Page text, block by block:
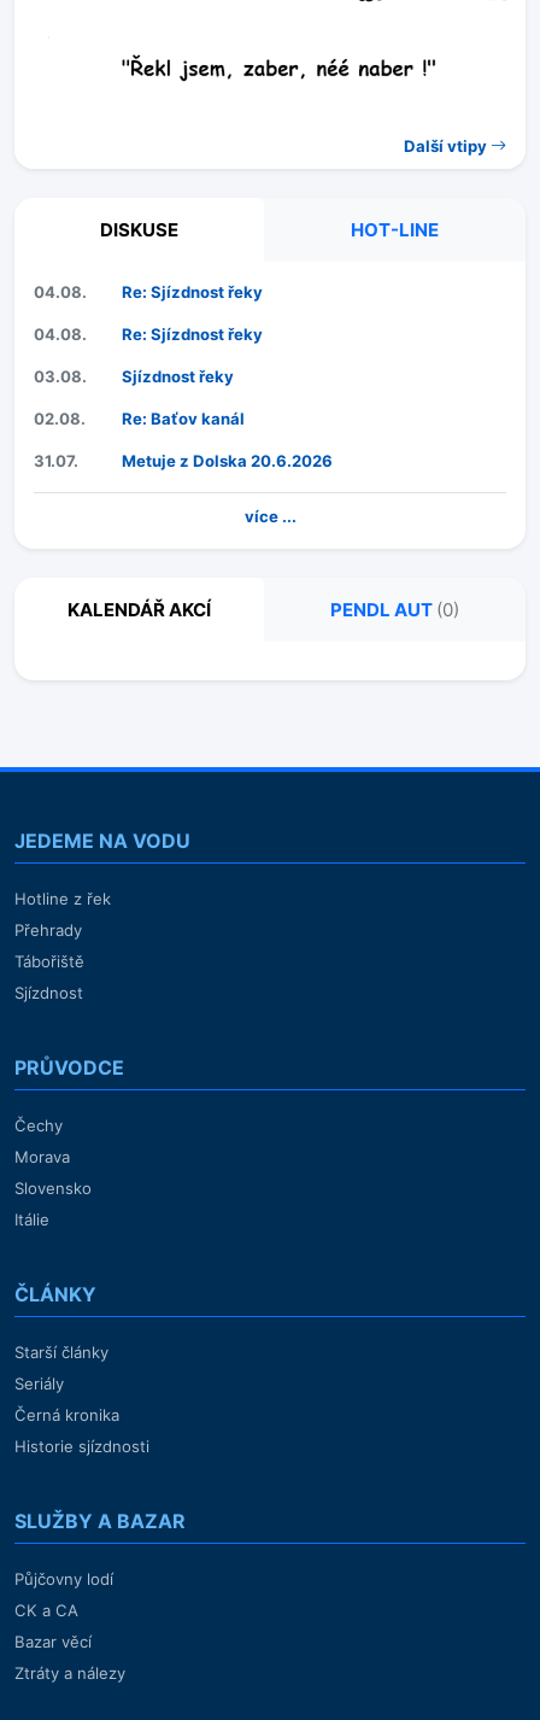
Další vtipy
DISKUSE HOT-LINE
04.08. Re: Sjízdnost řeky
04.08. Re: Sjízdnost řeky
03.08. Sjízdnost řeky
02.08. Re: Baťov kanál
31.07. Metuje z Dolska 20.6.2026
více ...
KALENDÁŘ AKCÍ PENDL AUT (0)
JEDEME NA VODU
Hotline z řek
Přehrady
Tábořiště
Sjízdnost
PRŮVODCE
Čechy
Morava
Slovensko
Itálie
ČLÁNKY
Starší články
Seriály
Černá kronika
Historie sjízdnosti
SLUŽBY A BAZAR
Půjčovny lodí
CK a CA
Bazar věcí
Ztráty a nálezy